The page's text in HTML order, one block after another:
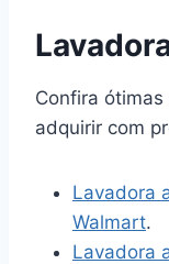
Confira
adquirir com
Lavadora
Walmart.
Lavadora